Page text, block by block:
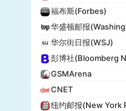
福布斯(Forbes)
华盛顿邮报
华尔街日报(WSJ)
彭博社(Bloomberg
GSMArena
CNET
纽约邮报(New York